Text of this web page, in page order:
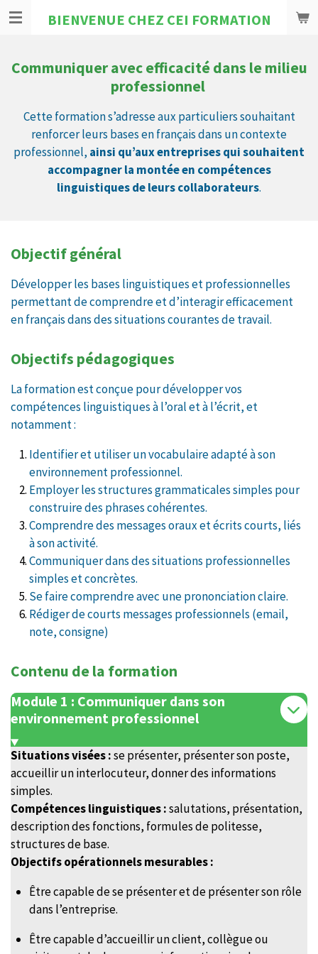
Passer
principal
BIENVENUE CHEZ CEI FORMATION
Communiquer avec efficacité dans le milieu
professionnel
Cette formation s’adresse aux particuliers souhaitant
renforcer leurs bases en français dans un contexte
professionnel, ainsi qu’aux entreprises qui souhaitent
accompagner la montée en compétences
linguistiques de leurs collaborateurs.
Objectif général
Développer les bases linguistiques et professionnelles
permettant de comprendre et d’interagir efficacement
en français dans des situations courantes de travail.
Objectifs pédagogiques
La formation est conçue pour développer vos
compétences linguistiques à l’oral et à l’écrit, et
notamment :
Identifier et utiliser un vocabulaire adapté à son
environnement professionnel.
Employer les structures grammaticales simples pour
construire des phrases cohérentes.
Comprendre des messages oraux et écrits courts, liés
à son activité.
Communiquer dans des situations professionnelles
simples et concrètes.
Se faire comprendre avec une prononciation claire.
Rédiger de courts messages professionnels (email,
note, consigne)
Contenu de la formation
Module 1 : Communiquer dans son
environnement professionnel
Situations visées :se présenter, présenter son poste,
accueillir un interlocuteur, donner des informations
simples.
Compétences linguistiques :salutations, présentation,
description des fonctions, formules de politesse,
structures de base.
Objectifs opérationnels mesurables :
Être capable de se présenter et de présenter son rôle
dans l’entreprise.
Être capable d’accueillir un client, collègue ou